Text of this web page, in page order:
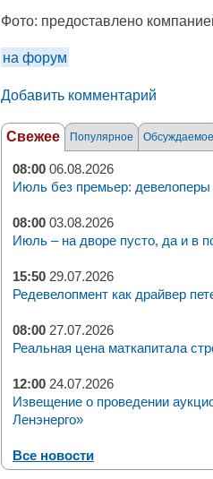
Фото: предоставлено
на форум
Добавить комментарий
Свежее Популярное Обсуждаемое
08:00 06.08.2026
Июль без премьер: девелоперы
08:00 03.08.2026
Июль – на дворе пусто, да и в
15:50 29.07.2026
Редевелопмент как драйвер
08:00 27.07.2026
Реальная цена маткапитала
12:00 24.07.2026
Извещение о проведении
Ленэнерго»
Все новости